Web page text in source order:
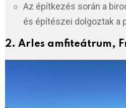
Az építkezés során a
és építészei dolgoztak a
2. Arles amfiteátrum,